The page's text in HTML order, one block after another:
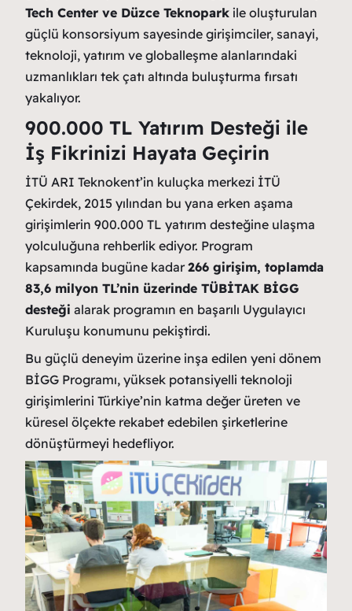
Tech Center ve Düzce Teknopark ile oluşturulan
güçlü konsorsiyum sayesinde girişimciler, sanayi,
teknoloji, yatırım ve globalleşme alanlarındaki
uzmanlıkları tek çatı altında buluşturma fırsatı
yakalıyor.
900.000 TL Yatırım Desteği ile
İş Fikrinizi Hayata Geçirin
İTÜ ARI Teknokent’in kuluçka merkezi İTÜ
Çekirdek, 2015 yılından bu yana erken aşama
girişimlerin 900.000 TL yatırım desteğine ulaşma
yolculuğuna rehberlik ediyor. Program
kapsamında bugüne kadar 266 girişim, toplamda
83,6 milyon TL’nin üzerinde TÜBİTAK BİGG
desteği alarak programın en başarılı Uygulayıcı
Kuruluşu konumunu pekiştirdi.
Bu güçlü deneyim üzerine inşa edilen yeni dönem
BİGG Programı, yüksek potansiyelli teknoloji
girişimlerini Türkiye’nin katma değer üreten ve
küresel ölçekte rekabet edebilen şirketlerine
dönüştürmeyi hedefliyor.